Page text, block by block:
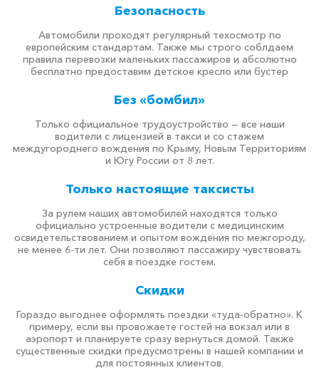
Безопасность
Автомобили проходят регулярный техосмотр по
европейским стандартам. Также мы строго соблдаем
правила перевозки маленьких пассажиров и абсолютно
бесплатно предоставим детское кресло или бустер
Без «бомбил»
Только официальное трудоустройство — все наши
водители с лицензией в такси и со стажем
междугороднего вождения по Крыму, Новым Территориям
и Югу России от 8 лет.
Только настоящие таксисты
За рулем наших автомобилей находятся только
официально устроенные водители с медицинским
освидетельствованием и опытом вождения по межгороду,
не менее 6-ти лет. Они позволяют пассажиру чувствовать
себя в поездке гостем.
Скидки
Гораздо выгоднее оформлять поездки «туда-обратно». К
примеру, если вы провожаете гостей на вокзал или в
аэропорт и планируете сразу вернуться домой. Также
существенные скидки предусмотрены в нашей компании и
для постоянных клиентов.